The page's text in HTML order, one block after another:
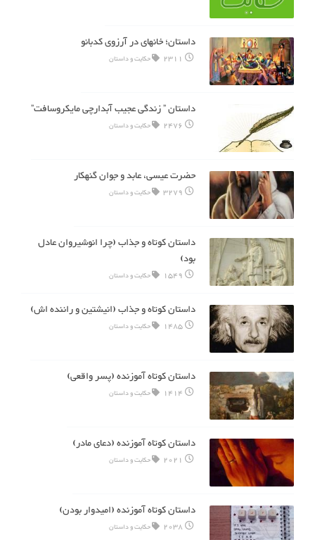
داستان؛ خانه‎ای در آرزوی کدبانو
2311 حکایت و داستان
داستان ” زندگی عجیب آبدارچی مایکروسافت”
2476 حکایت و داستان
حضرت عیسی، عابد و جوان گنهکار
3279 حکایت و داستان
داستان کوتاه و جذاب (چرا انوشیروان عادل
بود)
1549 حکایت و داستان
داستان کوتاه و جذاب (انیشتین و راننده اش)
1485 حکایت و داستان
داستان کوتاه آموزنده (پسر واقعی)
1414 حکایت و داستان
داستان کوتاه آموزنده (دعای مادر)
2021 حکایت و داستان
داستان کوتاه آموزنده (امیدوار بودن)
2038 حکایت و داستان